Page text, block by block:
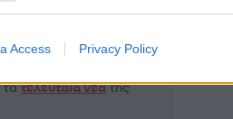
Access Privacy Policy
τατελευταία νέατης